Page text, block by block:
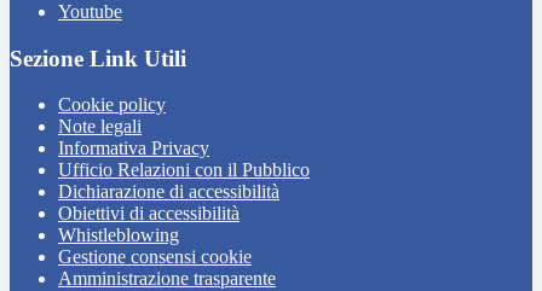
Youtube
Sezione Link Utili
Cookie policy
Note legali
Informativa Privacy
Ufficio Relazioni con il Pubblico
Dichiarazione di accessibilità
Obiettivi di accessibilità
Whistleblowing
Gestione consensi cookie
Amministrazione trasparente